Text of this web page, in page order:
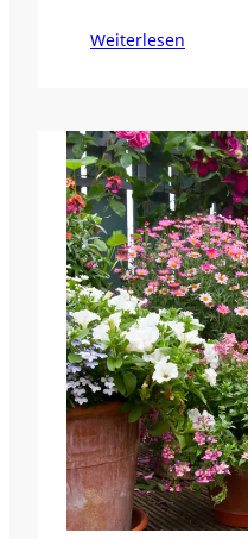
Weiterlesen